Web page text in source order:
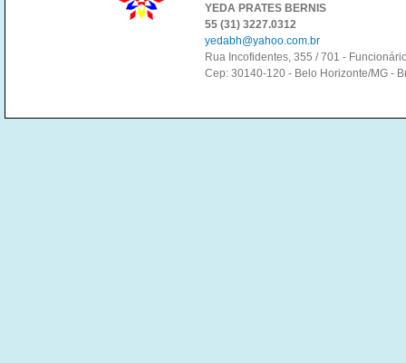
YEDA PRATES BERNIS
55 (31) 3227.0312
yedabh@yahoo.com.br
Rua Incofidentes, 355 / 701 -
Cep: 30140-120 - Belo Horizonte/MG -